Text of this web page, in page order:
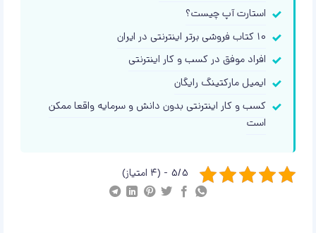
استارت آپ چیست؟
10 کتاب فروشی برتر اینترنتی در ایران
افراد موفق در کسب و کار اینترنتی
ایمیل مارکتینگ رایگان
کسب و کار اینترنتی بدون دانش و سرمایه واقعا ممکن
است
5/5 - (4 امتیاز)